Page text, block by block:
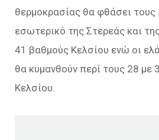
θερμοκρασίας θα φθάσει τους
εσωτερικό της Στερεάς και
41 βαθμούς Κελσίου ενώ οι
θα κυμανθούν περί τους 28 με
Κελσίου.